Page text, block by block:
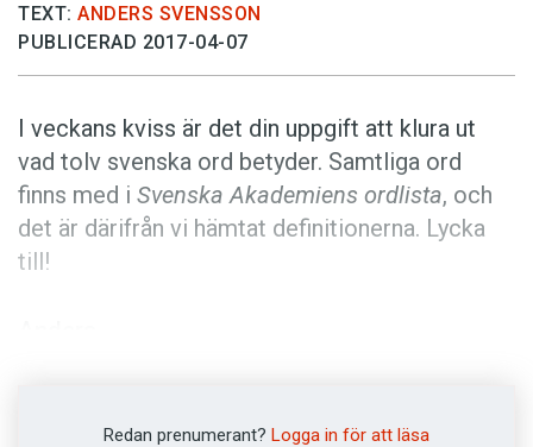
Prenumerera
TEXT: ANDERS SVENSSON
PUBLICERAD 2017-04-07
I veckans kviss är det din uppgift att klura ut
vad tolv svenska ord betyder. Samtliga ord
finns med i Svenska Akademiens ordlista, och
det är därifrån vi hämtat definitionerna. Lycka
till!
Redan prenumerant? Logga in för att läsa